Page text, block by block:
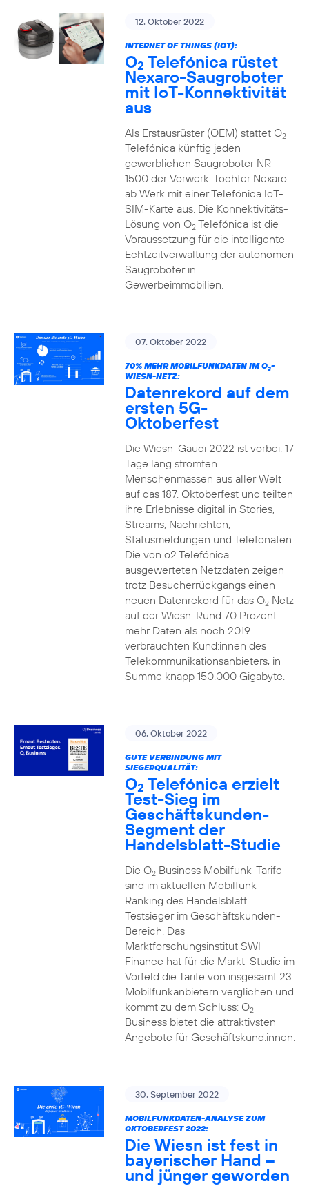
12. Oktober 2022
INTERNET OF THINGS (IOT):
O2 Telefónica rüstet
Nexaro-Saugroboter
mit IoT-Konnektivität
aus
Als Erstausrüster (OEM) stattet O2
Telefónica künftig jeden
gewerblichen Saugroboter NR
1500 der Vorwerk-Tochter Nexaro
ab Werk mit einer Telefónica IoT-
SIM-Karte aus. Die Konnektivitäts-
Lösung von O2Telefónica ist die
Voraussetzung für die intelligente
Echtzeitverwaltung der autonomen
Saugroboter in
Gewerbeimmobilien.
07. Oktober 2022
70% MEHR MOBILFUNKDATEN IM O2-
WIESN-NETZ:
Datenrekord auf dem
ersten 5G-
Oktoberfest
Die Wiesn-Gaudi 2022 ist vorbei. 17
Tage lang strömten
Menschenmassen aus aller Welt
auf das 187. Oktoberfest und teilten
ihre Erlebnisse digital in Stories,
Streams, Nachrichten,
Statusmeldungen und Telefonaten.
Die von o2 Telefónica
ausgewerteten Netzdaten zeigen
trotz Besucherrückgangs einen
neuen Datenrekord für das O2Netz
auf der Wiesn: Rund 70 Prozent
mehr Daten als noch 2019
verbrauchten Kund:innen des
Telekommunikationsanbieters, in
Summe knapp 150.000 Gigabyte.
06. Oktober 2022
GUTE VERBINDUNG MIT
SIEGERQUALITÄT:
O2 Telefónica erzielt
Test-Sieg im
Geschäftskunden-
Segment der
Handelsblatt-Studie
Die O2Business Mobilfunk-Tarife
sind im aktuellen Mobilfunk
Ranking des Handelsblatt
Testsieger im Geschäftskunden-
Bereich. Das
Marktforschungsinstitut SWI
Finance hat für die Markt-Studie im
Vorfeld die Tarife von insgesamt 23
Mobilfunkanbietern verglichen und
kommt zu dem Schluss: O2
Business bietet die attraktivsten
Angebote für Geschäftskund:innen.
30. September 2022
MOBILFUNKDATEN-ANALYSE ZUM
OKTOBERFEST 2022:
Die Wiesn ist fest in
bayerischer Hand –
und jünger geworden